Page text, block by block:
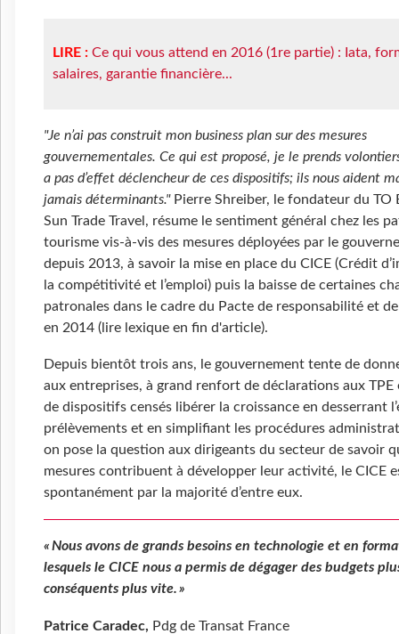
LIRE : Ce qui vous attend en 2016 (1re partie) : Iata,
salaires, garantie financière...
"Je n’ai pas construit mon business plan sur des mesures
gouvernementales. Ce qui est proposé, je le prends
a pas d’effet déclencheur de ces dispositifs; ils nous aident
jamais déterminants." Pierre Shreiber, le fondateur du TO
Sun Trade Travel, résume le sentiment général chez les
tourisme vis-à-vis des mesures déployées par le
depuis 2013, à savoir la mise en place du CICE (Crédit
la compétitivité et l’emploi) puis la baisse de certaines
patronales dans le cadre du Pacte de responsabilité et
en 2014 (lire lexique en fin d'article).
Depuis bientôt trois ans, le gouvernement tente de
aux entreprises, à grand renfort de déclarations aux TPE
de dispositifs censés libérer la croissance en desserrant
prélèvements et en simplifiant les procédures
on pose la question aux dirigeants du secteur de savoir
mesures contribuent à développer leur activité, le CICE
spontanément par la majorité d’entre eux.
« Nous avons de grands besoins en technologie et en
lesquels le CICE nous a permis de dégager des budgets
conséquents plus vite. »
Patrice Caradec, Pdg de Transat France